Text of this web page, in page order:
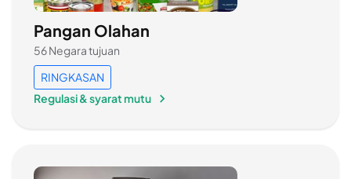
Pangan Olahan
56 Negara tujuan
RINGKASAN
Regulasi & syarat mutu